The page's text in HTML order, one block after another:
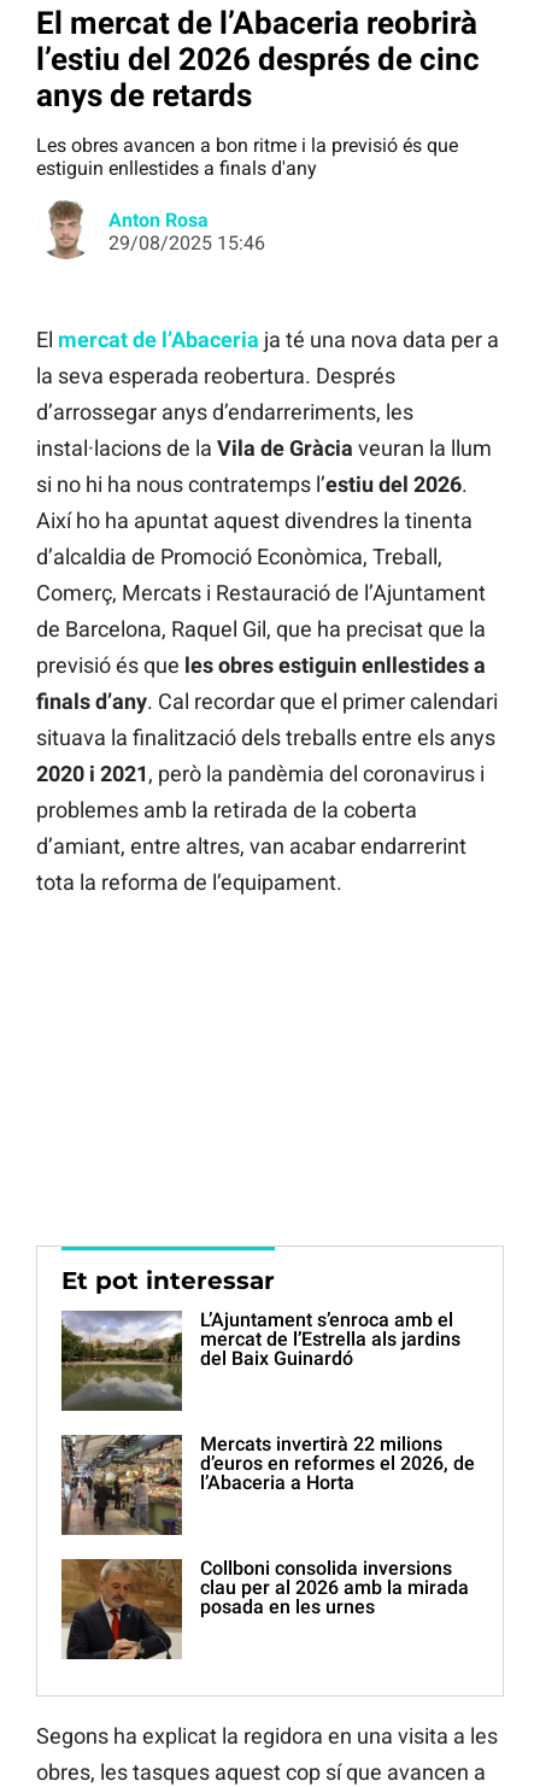
El mercat de l’Abaceria reobrirà
l’estiu del 2026 després de cinc
anys de retards
Les obres avancen a bon ritme i la previsió és que
estiguin enllestides a finals d'any
Anton Rosa
29/08/2025 15:46
El mercat de l’Abaceria ja té una nova data per a
la seva esperada reobertura. Després
d’arrossegar anys d’endarreriments, les
instal·lacions de la Vila de Gràcia veuran la llum
si no hi ha nous contratemps l’estiu del 2026.
Així ho ha apuntat aquest divendres la tinenta
d’alcaldia de Promoció Econòmica, Treball,
Comerç, Mercats i Restauració de l’Ajuntament
de Barcelona, Raquel Gil, que ha precisat que la
previsió és que les obres estiguin enllestides a
finals d’any. Cal recordar que el primer calendari
situava la finalització dels treballs entre els anys
2020 i 2021, però la pandèmia del coronavirus i
problemes amb la retirada de la coberta
d’amiant, entre altres, van acabar endarrerint
tota la reforma de l’equipament.
Et pot interessar
L’Ajuntament s’enroca amb el
mercat de l’Estrella als jardins
del Baix Guinardó
Mercats invertirà 22 milions
d’euros en reformes el 2026, de
l’Abaceria a Horta
Collboni consolida inversions
clau per al 2026 amb la mirada
posada en les urnes
Segons ha explicat la regidora en una visita a les
obres, les tasques aquest cop sí que avancen a